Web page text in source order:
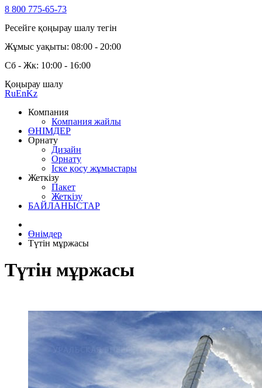
8 800 775-65-73
Ресейге қоңырау шалу тегін
Жұмыс уақыты: 08:00 - 20:00
Сб - Жк: 10:00 - 16:00
Қоңырау шалу
RuEnKz
Компания
Компания жайлы
ӨНІМДЕР
Орнату
Дизайн
Орнату
Іске қосу жұмыстары
Жеткізу
Пакет
Жеткізу
БАЙЛАНЫСТАР
Өнімдер
Түтін мұржасы
Түтін мұржасы